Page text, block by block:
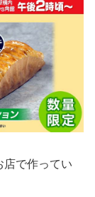
店で作ってい